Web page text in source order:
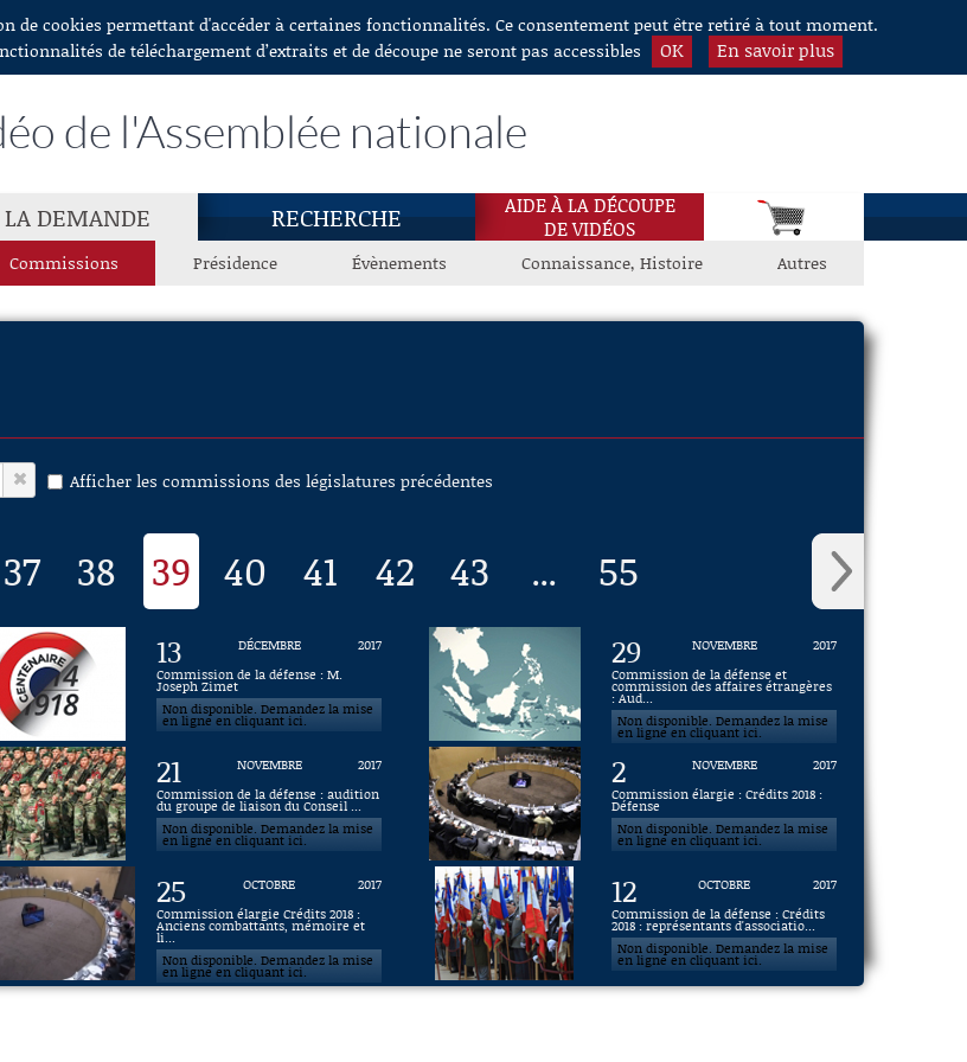
de cookies permettant d'accéder à certaines fonctionnalités. Ce consentement peut être retiré à tout moment.
de téléchargement d’extraits et de découpe ne seront pas accessibles
OK En savoir plus
de l'Assemblée nationale
DEMANDE RECHERCHE
AIDE À LA DÉCOUPE
DE VIDÉOS
Commissions Présidence Évènements Connaissance, Histoire Autres
Afficher les commissions des législatures précédentes
37 38 39 40 41 42 43 ... 55
13 DÉCEMBRE
2017
Commission de la défense : M.
Joseph Zimet
Non disponible. Demandez la mise
en ligne en cliquant ici.
29 NOVEMBRE
2017
Commission de la défense et
commission des affaires étrangères
: Aud...
Non disponible. Demandez la mise
en ligne en cliquant ici.
21 NOVEMBRE
2017
Commission de la défense : audition
du groupe de liaison du Conseil ...
Non disponible. Demandez la mise
en ligne en cliquant ici.
2 NOVEMBRE
2017
Commission élargie : Crédits 2018 :
Défense
Non disponible. Demandez la mise
en ligne en cliquant ici.
25 OCTOBRE
2017
Commission élargie Crédits 2018 :
Anciens combattants, mémoire et
li...
Non disponible. Demandez la mise
en ligne en cliquant ici.
12 OCTOBRE
2017
Commission de la défense : Crédits
2018 : représentants d'associatio...
Non disponible. Demandez la mise
en ligne en cliquant ici.